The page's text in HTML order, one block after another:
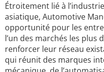
Étroitement lié à
asiatique, Automotive
opportunité pour les
l’un des marchés les plus
renforcer leur réseau
qui réunit des marques